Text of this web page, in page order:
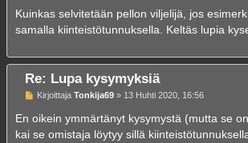
e
t
Kuinkas selvitetään pellon viljelijä, jos
samalla kiinteistötunnuksella. Keltäs lupia
Re: Lupa kysymyksiä
V
e
s
t
KirjoittajaTonkija69 » 13 Huhti 2020, 16:56
En oikein ymmärtänyt kysymystä (mutta se
kai se omistaja löytyy sillä